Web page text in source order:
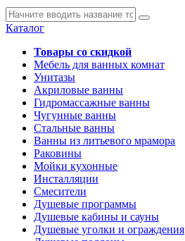
Каталог
Товары со скидкой
Мебель для ванных комнат
Унитазы
Акриловые ванны
Гидромассажные ванны
Чугунные ванны
Стальные ванны
Ванны из литьевого мрамора
Раковины
Мойки кухонные
Инсталляции
Смесители
Душевые программы
Душевые кабины и сауны
Душевые уголки и ограждения